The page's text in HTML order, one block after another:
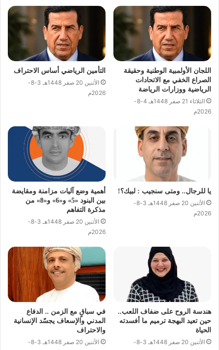
اللجان الأولمبية الوطنية وحقيقة
الصراع الخفي مع الاتحادات
الرياضية ووزارات الرياضة
الثلاثاء 21 صفر 1448هـ 4-8-
2026م
التأمين الرياضي أساس الاحتراف
الأثنين 20 صفر 1448هـ 3-8-
2026م
يا للرجال.. ومتى سنجيب : لبيك؟!
الأثنين 20 صفر 1448هـ 3-8-
2026م
أهمية وضع آليات مزامنة ومقايضة
بين البنود «5» و«6» و«8» من
مذكرة التفاهم
الأثنين 20 صفر 1448هـ 3-8-
2026م
هندسة الروح على ضفاف اللعب..
حين تعيد البهجة ترميم ما أفسدته
الحياة
الأثنين 20 صفر 1448هـ 3-8-
في سباقٍ مع الزمن .. الدفاع
المدني والإسعاف يجسّد الإنسانية
والاحتراف
الأثنين 20 صفر 1448هـ 3-8-